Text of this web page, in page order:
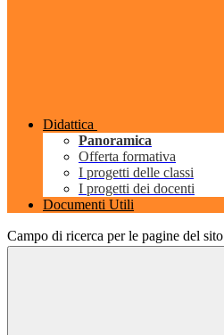
Didattica
Panoramica
Offerta formativa
I progetti delle classi
I progetti dei docenti
Documenti Utili
Campo di ricerca per le pagine del sito